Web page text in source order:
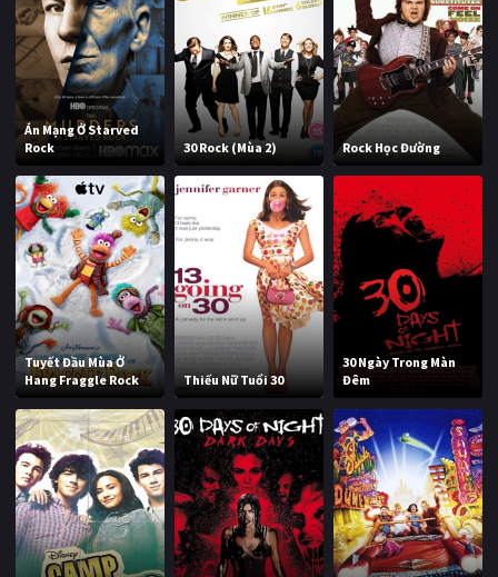
Án Mạng Ở Starved
Rock
30 Rock (Mùa 2) Rock Học Đường
Tuyết Đầu Mùa Ở
Hang Fraggle Rock
Thiếu Nữ Tuổi 30
30 Ngày Trong Màn
Đêm